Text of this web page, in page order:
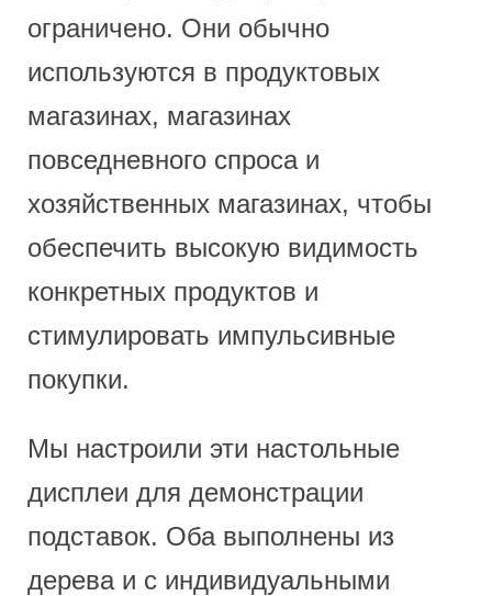
ограничено. Они обычно
используются в продуктовых
магазинах, магазинах
повседневного спроса и
хозяйственных магазинах, чтобы
обеспечить высокую видимость
конкретных продуктов и
стимулировать импульсивные
покупки.
Мы настроили эти настольные
дисплеи для демонстрации
подставок. Оба выполнены из
дерева и с индивидуальными